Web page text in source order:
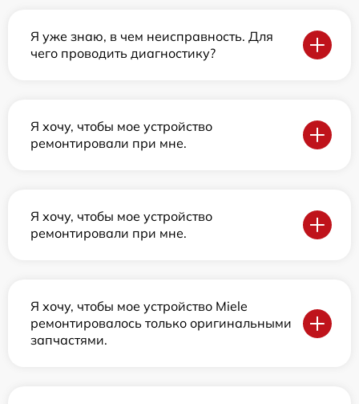
Я уже знаю, в чем неисправность. Для
чего проводить диагностику?
Я хочу, чтобы мое устройство
ремонтировали при мне.
Я хочу, чтобы мое устройство
ремонтировали при мне.
Я хочу, чтобы мое устройство Miele
ремонтировалось только оригинальными
запчастями.